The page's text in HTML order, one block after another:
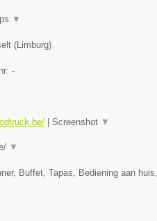
▼
(Limburg)
-
| Screenshot ▼
▼
Buffet, Tapas, Bediening aan huis,